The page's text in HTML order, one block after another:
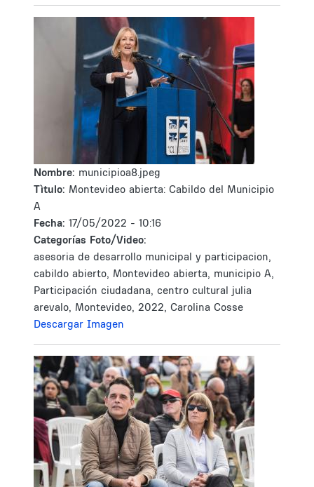
Nombre: municipioa8.jpeg
Tìtulo: Montevideo abierta: Cabildo del Municipio
A
Fecha: 17/05/2022 - 10:16
Categorías Foto/Video:
asesoria de desarrollo municipal y participacion,
cabildo abierto, Montevideo abierta, municipio A,
Participación ciudadana, centro cultural julia
arevalo, Montevideo, 2022, Carolina Cosse
Descargar Imagen